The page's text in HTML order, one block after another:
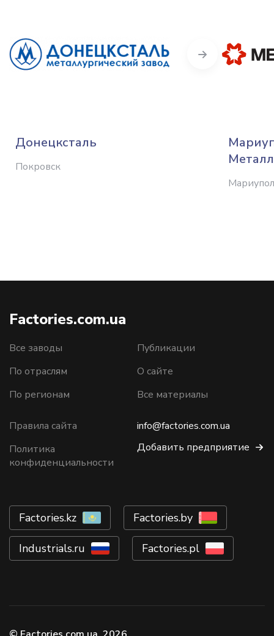
Донецксталь
Покровск
Next
Factories.com.ua
Все заводы
По отраслям
По регионам
Публикации
О сайте
Все материалы
Правила сайта
Политика
конфиденциальности
info@factories.com.ua
Добавить предприятие
Factories.kz Factories.by
Industrials.ru Factories.pl